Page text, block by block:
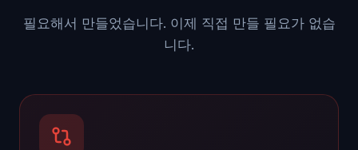
필요해서 만들었습니다. 이제 직접 만들 필요가 없습
니다.